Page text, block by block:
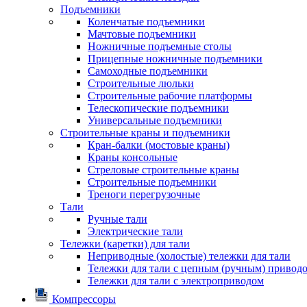
Подъемники
Коленчатые подъемники
Мачтовые подъемники
Ножничные подъемные столы
Прицепные ножничные подъемники
Самоходные подъемники
Строительные люльки
Строительные рабочие платформы
Телескопические подъемники
Универсальные подъемники
Строительные краны и подъемники
Кран-балки (мостовые краны)
Краны консольные
Стреловые строительные краны
Строительные подъемники
Треноги перегрузочные
Тали
Ручные тали
Электрические тали
Тележки (каретки) для тали
Неприводные (холостые) тележки для тали
Тележки для тали с цепным (ручным)
Тележки для тали с электроприводом
Компрессоры